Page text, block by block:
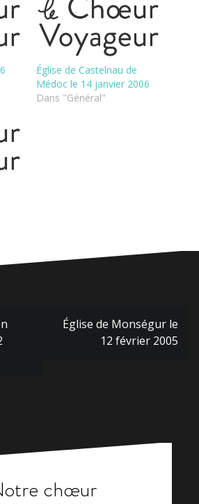
Église de Castelnau de
Médoc le 14 janvier 2006
Dans "Général"
Église de Monségur le
12 février 2005
chœur